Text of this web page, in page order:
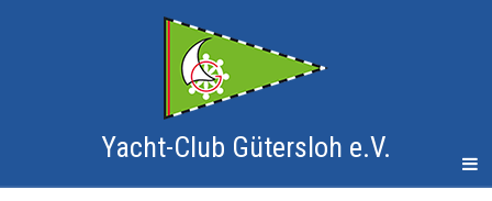
Yacht-Club Gütersloh e.V.